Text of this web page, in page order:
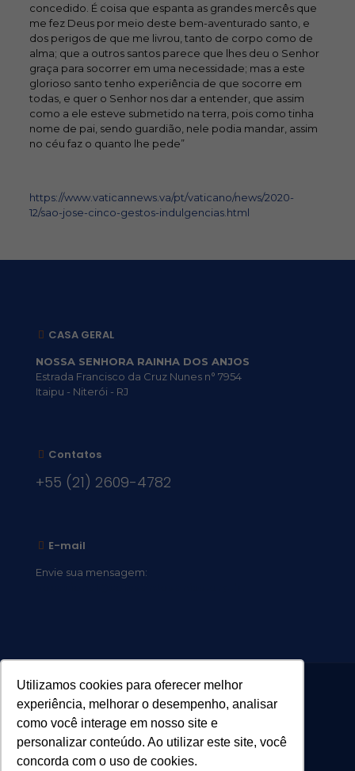
Utilizamos cookies para oferecer melhor
experiência, melhorar o desempenho, analisar
como você interage em nosso site e
personalizar conteúdo. Ao utilizar este site, você
concorda com o uso de cookies.
concedido. É coisa que espanta as grandes mercês que
me fez Deus por meio deste bem-aventurado santo, e
dos perigos de que me livrou, tanto de corpo como de
alma; que a outros santos parece que lhes deu o Senhor
graça para socorrer em uma necessidade; mas a este
glorioso santo tenho experiência de que socorre em
todas, e quer o Senhor nos dar a entender, que assim
como a ele esteve submetido na terra, pois como tinha
nome de pai, sendo guardião, nele podia mandar, assim
no céu faz o quanto lhe pede”
https://www.vaticannews.va/pt/vaticano/news/2020-
12/sao-jose-cinco-gestos-indulgencias.html
CASA GERAL
NOSSA SENHORA RAINHA DOS ANJOS
Estrada Francisco da Cruz Nunes n° 7954
Itaipu - Niterói - RJ
Contatos
+55 (21) 2609-4782
E-mail
Envie sua mensagem: